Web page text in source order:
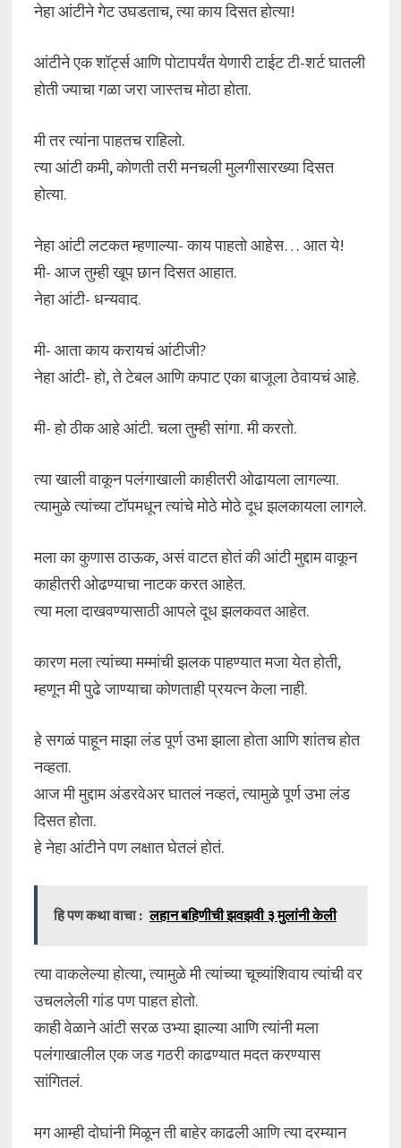
नेहा आंटीने गेट उघडताच, त्या काय दिसत होत्या!
आंटीने एक शॉर्ट्स आणि पोटापर्यंत येणारी टाईट टी-शर्ट घातली
होती ज्याचा गळा जरा जास्तच मोठा होता.
मी तर त्यांना पाहतच राहिलो.
त्या आंटी कमी, कोणती तरी मनचली मुलगीसारख्या दिसत
होत्या.
नेहा आंटी लटकत म्हणाल्या- काय पाहतो आहेस… आत ये!
मी- आज तुम्ही खूप छान दिसत आहात.
नेहा आंटी- धन्यवाद.
मी- आता काय करायचं आंटीजी?
नेहा आंटी- हो, ते टेबल आणि कपाट एका बाजूला ठेवायचं आहे.
मी- हो ठीक आहे आंटी. चला तुम्ही सांगा. मी करतो.
त्या खाली वाकून पलंगाखाली काहीतरी ओढायला लागल्या.
त्यामुळे त्यांच्या टॉपमधून त्यांचे मोठे मोठे दूध झलकायला लागले.
मला का कुणास ठाऊक, असं वाटत होतं की आंटी मुद्दाम वाकून
काहीतरी ओढण्याचा नाटक करत आहेत.
त्या मला दाखवण्यासाठी आपले दूध झलकवत आहेत.
कारण मला त्यांच्या मम्मांची झलक पाहण्यात मजा येत होती,
म्हणून मी पुढे जाण्याचा कोणताही प्रयत्न केला नाही.
हे सगळं पाहून माझा लंड पूर्ण उभा झाला होता आणि शांतच होत
नव्हता.
आज मी मुद्दाम अंडरवेअर घातलं नव्हतं, त्यामुळे पूर्ण उभा लंड
दिसत होता.
हे नेहा आंटीने पण लक्षात घेतलं होतं.
हि पण कथा वाचा : लहान बहिणीची झवझवी ३ मुलांनी केली
त्या वाकलेल्या होत्या, त्यामुळे मी त्यांच्या चूच्यांशिवाय त्यांची वर
उचललेली गांड पण पाहत होतो.
काही वेळाने आंटी सरळ उभ्या झाल्या आणि त्यांनी मला
पलंगाखालील एक जड गठरी काढण्यात मदत करण्यास
सांगितलं.
मग आम्ही दोघांनी मिळून ती बाहेर काढली आणि त्या दरम्यान